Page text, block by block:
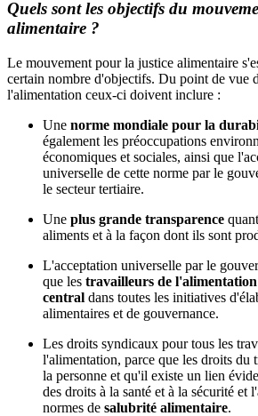
Quels sont les objectifs du
alimentaire ?
Le mouvement pour la justice alimentaire
certain nombre d'objectifs. Du point de vue
l'alimentation ceux-ci doivent inclure :
Une norme mondiale pour la
également les préoccupations
économiques et sociales, ainsi que
universelle de cette norme par le
le secteur tertiaire.
Une plus grande transparence
aliments et à la façon dont ils sont
L'acceptation universelle par le
que les travailleurs de l'alimentation
central dans toutes les initiatives
alimentaires et de gouvernance.
Les droits syndicaux pour tous les
l'alimentation, parce que les droits du
la personne et qu'il existe un lien
des droits à la santé et à la sécurité et
normes de salubrité alimentaire.